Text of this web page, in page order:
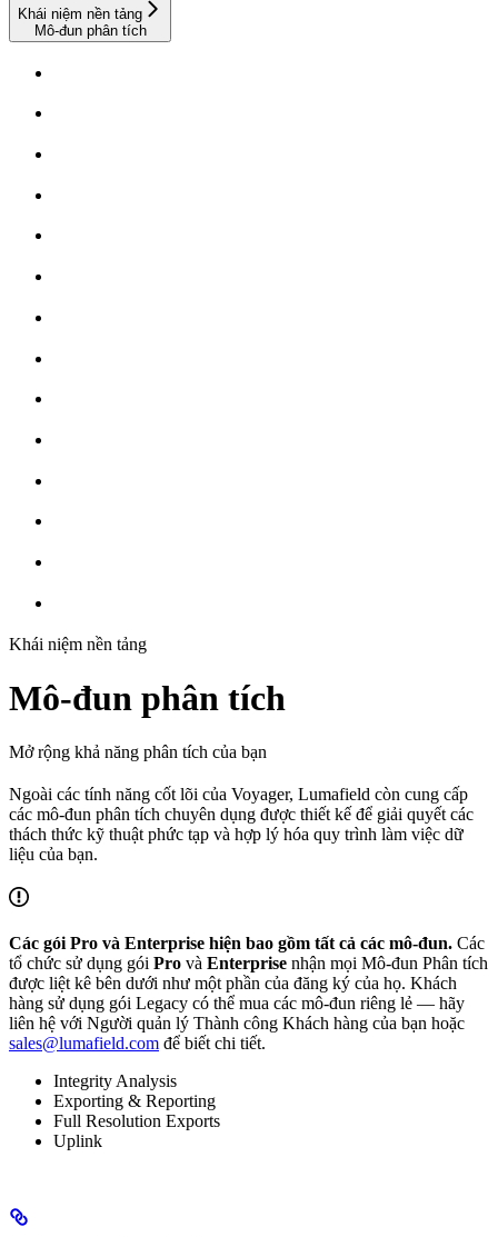
Khái niệm nền tảng
Mô-đun phân tích
Khái niệm nền tảng
Mô-đun phân tích
Mở rộng khả năng phân tích của bạn
Ngoài các tính năng cốt lõi của Voyager, Lumafield còn cung cấp
các mô-đun phân tích chuyên dụng được thiết kế để giải quyết các
thách thức kỹ thuật phức tạp và hợp lý hóa quy trình làm việc dữ
liệu của bạn.
Các gói Pro và Enterprise hiện bao gồm tất cả các mô-đun. Các
tổ chức sử dụng gói Pro và Enterprise nhận mọi Mô-đun Phân tích
được liệt kê bên dưới như một phần của đăng ký của họ. Khách
hàng sử dụng gói Legacy có thể mua các mô-đun riêng lẻ — hãy
liên hệ với Người quản lý Thành công Khách hàng của bạn hoặc
sales@lumafield.com để biết chi tiết.
Integrity Analysis
Exporting & Reporting
Full Resolution Exports
Uplink